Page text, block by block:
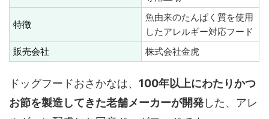
特徴
魚由来のたんぱく質を使用
したアレルギー対応フード
販売会社
株式会社金虎
ドッグフードおさかなは、 100年以上にわたりかつ
お節を製造してきた老舗メーカーが開発した、アレ